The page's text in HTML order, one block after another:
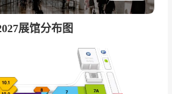
潮玩在该区域高度“隐性渗透”
国企业直接参展，而是通过
集团，甚至乌克兰经销商KID
引入中国潮玩IP。
展馆分布图